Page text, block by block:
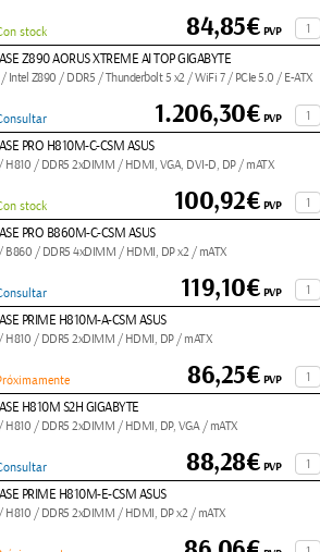
stock 84,85€PVP
Z890 AORUS XTREME AI TOP GIGABYTE
/ Intel Z890 / DDR5 / Thunderbolt 5 x2 / WiFi 7 / PCIe 5.0 / E-ATX
1.206,30€PVP
PRO H810M-C-CSM ASUS
/ H810 / DDR5 2xDIMM / HDMI, VGA, DVI-D, DP / mATX
stock 100,92€PVP
PRO B860M-C-CSM ASUS
/ B860 / DDR5 4xDIMM / HDMI, DP x2 / mATX
119,10€PVP
PRIME H810M-A-CSM ASUS
/ H810 / DDR5 2xDIMM / HDMI, DP / mATX
86,25€PVP
H810M S2H GIGABYTE
/ H810 / DDR5 2xDIMM / HDMI, DP, VGA / mATX
88,28€PVP
PRIME H810M-E-CSM ASUS
/ H810 / DDR5 2xDIMM / HDMI, DP x2 / mATX